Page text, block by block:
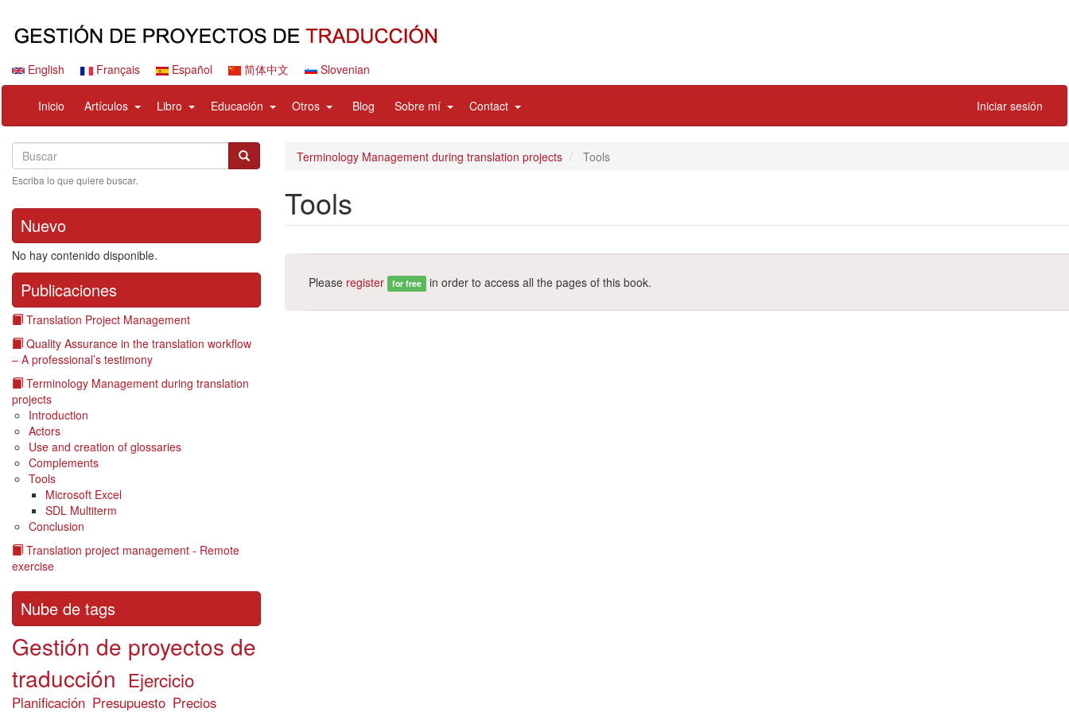
principalEnglish Français Español 简体中文 Slovenian
principale
Inicio Artículos expandLibro expandEducación expandOtros expand
items
Blog Sobre mí expand
items
Contact expand
items
account
menu
Iniciar sesión
Search
Buscar Buscar
Escriba lo que quiere buscar.
Nuevo
No hay contenido disponible.
Publicaciones
Translation Project Management
Quality Assurance in the translation workflow
– A professional’s testimony
Terminology Management during translation
projects
Introduction
Actors
Use and creation of glossaries
Complements
Tools
Microsoft Excel
SDL Multiterm
Conclusion
Translation project management - Remote
exercise
Nube de tags
Gestión de proyectos de
traducción Ejercicio
Planificación Presupuesto Precios
Terminology Management during translation projects Tools
Tools
Please register for free in order to access all the pages of this book.